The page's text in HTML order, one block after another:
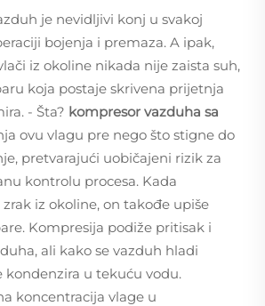
je nevidljivi konj u svakoj
bojenja i premaza. A ipak,
iz okoline nikada nije zaista suh,
koja postaje skrivena prijetnja
- Šta? kompresor vazduha sa
ovu vlagu pre nego što stigne do
pretvarajući uobičajeni rizik za
kontrolu procesa. Kada
iz okoline, on takođe upiše
Kompresija podiže pritisak i
ali kako se vazduh hladi
kondenzira u tekuću vodu.
koncentracija vlage u